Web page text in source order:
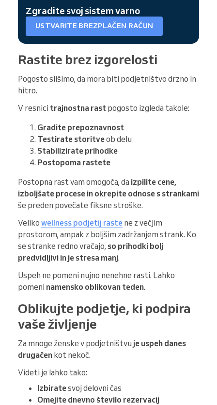
Zgradite svoj sistem varno
USTVARITE BREZPLAČEN RAČUN
Rastite brez izgorelosti
Pogosto slišimo, da mora biti podjetništvo drzno in
hitro.
V resnici trajnostna rast pogosto izgleda takole:
Gradite prepoznavnost
Testirate storitveob delu
Stabilizirate prihodke
Postopoma rastete
Postopna rast vam omogoča, da izpilite cene,
izboljšate procese in okrepite odnose s strankami
še preden povečate fiksne stroške.
Veliko wellness podjetij raste ne z večjim
prostorom, ampak z boljšim zadržanjem strank. Ko
se stranke redno vračajo, so prihodki bolj
predvidljivi in je stresa manj.
Uspeh ne pomeni nujno nenehne rasti. Lahko
pomeni namensko oblikovan teden.
Oblikujte podjetje, ki podpira
vaše življenje
Za mnoge ženske v podjetništvu je uspeh danes
drugačen kot nekoč.
Videti je lahko tako:
Izbiratesvoj delovni čas
Omejite dnevno število rezervacij